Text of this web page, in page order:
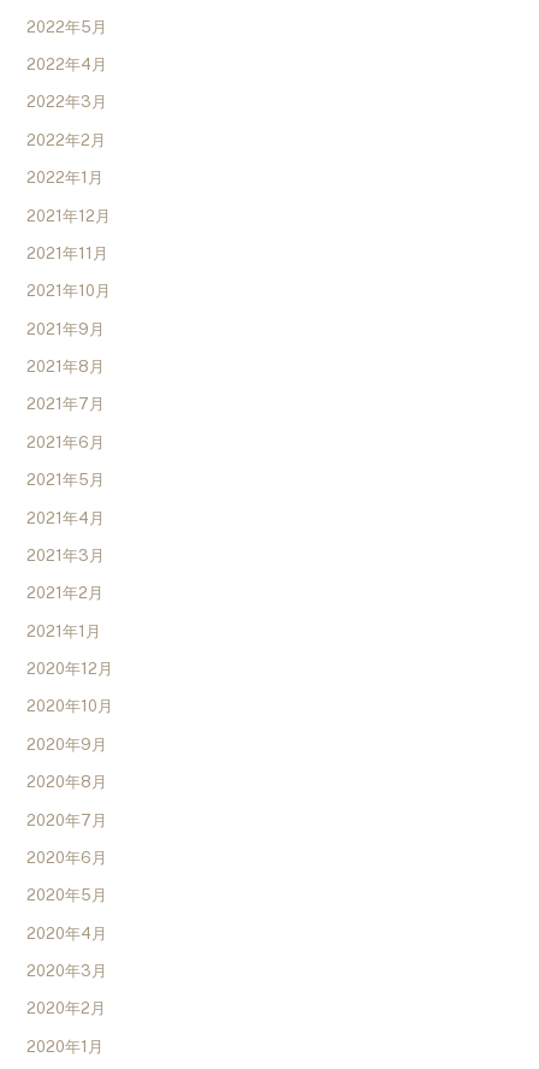
2022年5月
2022年4月
2022年3月
2022年2月
2022年1月
2021年12月
2021年11月
2021年10月
2021年9月
2021年8月
2021年7月
2021年6月
2021年5月
2021年4月
2021年3月
2021年2月
2021年1月
2020年12月
2020年10月
2020年9月
2020年8月
2020年7月
2020年6月
2020年5月
2020年4月
2020年3月
2020年2月
2020年1月